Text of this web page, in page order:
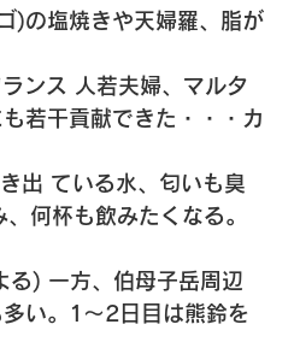
)の塩焼きや天婦羅、脂が
ンス 人若夫婦、マルタ
若干貢献できた・・・カ
出 ている水、匂いも臭
何杯も飲みたくなる。
る) 一方、伯母子岳周辺
い。1～2日目は熊鈴を